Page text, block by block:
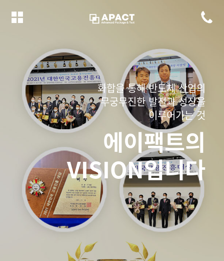
화합을 통해 반도체 산업의
무궁무진한 발전과 성장을
이루어가는 것
에이팩트의
VISION입니다